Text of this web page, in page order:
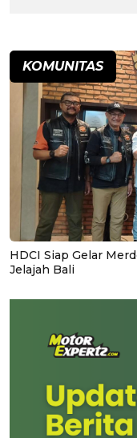
KOMUNITAS
HDCI Siap Gelar
Jelajah Bali